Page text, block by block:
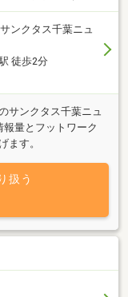
ンクタス千葉ニュ
徒歩2分
サンクタス千葉ニュ
量とフットワーク
ます。
扱う